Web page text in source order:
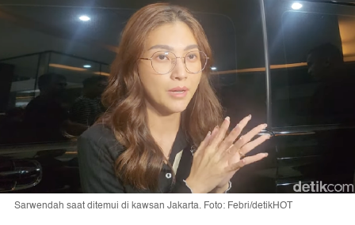
Sarwendah saat ditemui di kawsan Jakarta. Foto: Febri/detikHOT